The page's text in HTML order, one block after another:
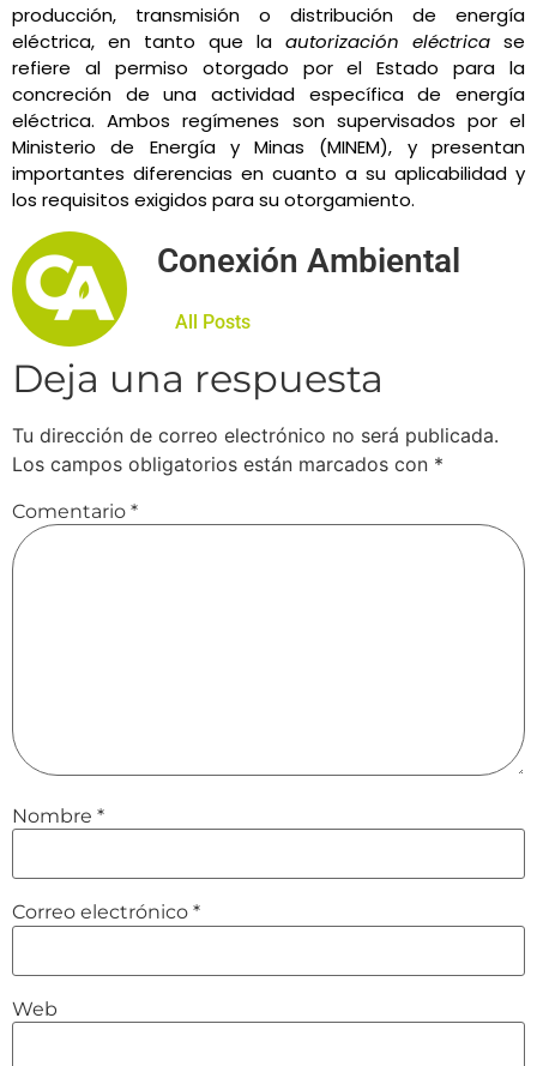
producción, transmisión o distribución de energía
eléctrica, en tanto que la autorización eléctrica se
refiere al permiso otorgado por el Estado para la
concreción de una actividad específica de energía
eléctrica. Ambos regímenes son supervisados por el
Ministerio de Energía y Minas (MINEM), y presentan
importantes diferencias en cuanto a su aplicabilidad y
los requisitos exigidos para su otorgamiento.
Conexión Ambiental
All Posts
Deja una respuesta
Tu dirección de correo electrónico no será publicada.
Los campos obligatorios están marcados con *
Comentario *
Nombre *
Correo electrónico *
Web